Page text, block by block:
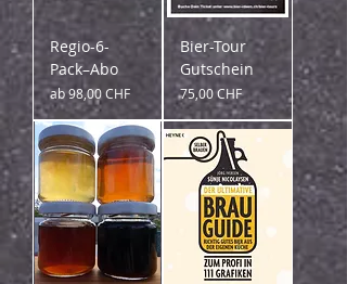
Regio-6-
Pack–Abo
ab98,00 CHF
Sale-Preis
Bier-Tour
Gutschein
Preis
75,00 CHF